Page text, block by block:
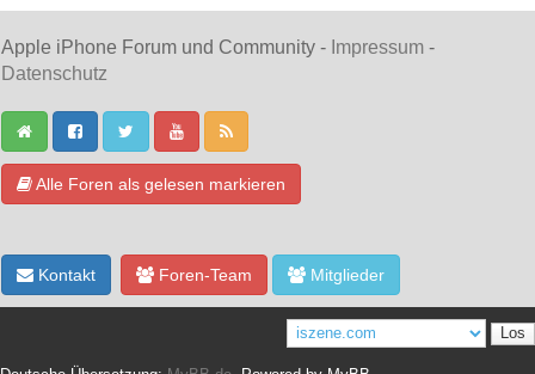
Apple iPhone Forum und Community - Impressum -
Datenschutz
Alle Foren als gelesen markieren
Kontakt Foren-Team Mitglieder